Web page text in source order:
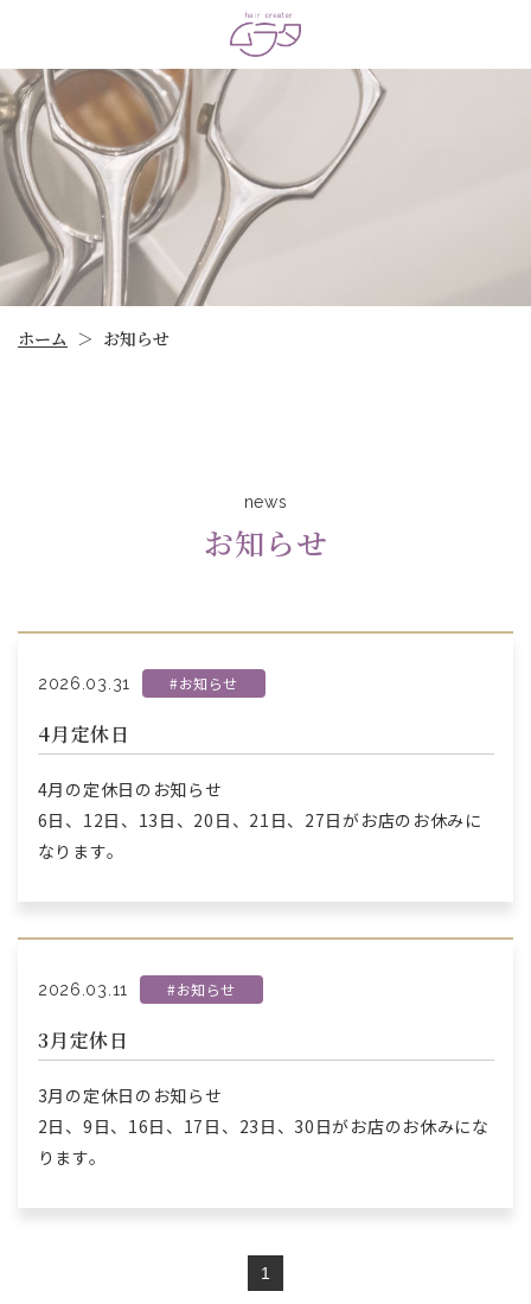
ホーム ＞ お知らせ
news
お知らせ
2026.03.31 #お知らせ
4月定休日
4月の定休日のお知らせ
6日、12日、13日、20日、21日、27日がお店のお休みに
なります。
2026.03.11 #お知らせ
3月定休日
3月の定休日のお知らせ
2日、9日、16日、17日、23日、30日がお店のお休みにな
ります。
1